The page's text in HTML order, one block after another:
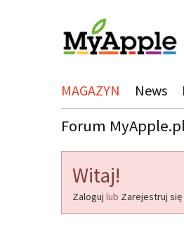
MAGAZYN News
Forum MyApple.pl
Witaj!
Zaloguj lub Zarejestruj się